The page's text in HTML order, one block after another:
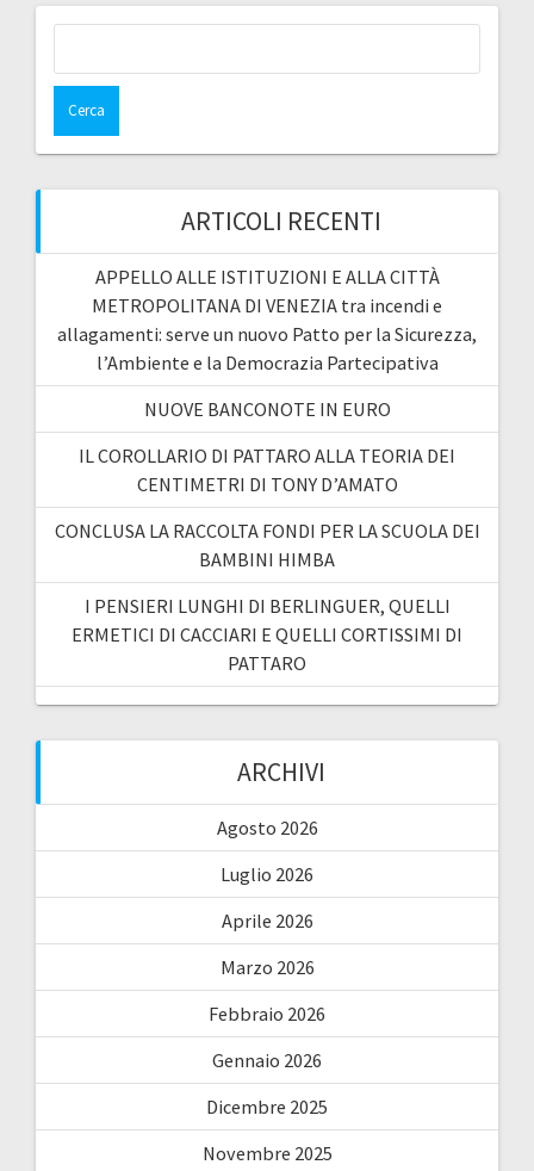
ARTICOLI RECENTI
APPELLO ALLE ISTITUZIONI E ALLA CITTÀ
METROPOLITANA DI VENEZIA tra incendi e
allagamenti: serve un nuovo Patto per la Sicurezza,
l’Ambiente e la Democrazia Partecipativa
NUOVE BANCONOTE IN EURO
IL COROLLARIO DI PATTARO ALLA TEORIA DEI
CENTIMETRI DI TONY D’AMATO
CONCLUSA LA RACCOLTA FONDI PER LA SCUOLA DEI
BAMBINI HIMBA
I PENSIERI LUNGHI DI BERLINGUER, QUELLI
ERMETICI DI CACCIARI E QUELLI CORTISSIMI DI
PATTARO
ARCHIVI
Agosto 2026
Luglio 2026
Aprile 2026
Marzo 2026
Febbraio 2026
Gennaio 2026
Dicembre 2025
Novembre 2025